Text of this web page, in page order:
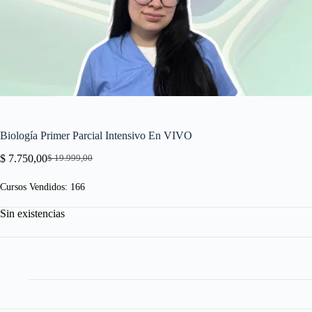
Biología Primer Parcial Intensivo En VIVO
$19.999,00
El
original
$ 19.999,00.
$ 7.750,00El
actual
$ 7.750,00.
Cursos Vendidos: 166
Sin existencias